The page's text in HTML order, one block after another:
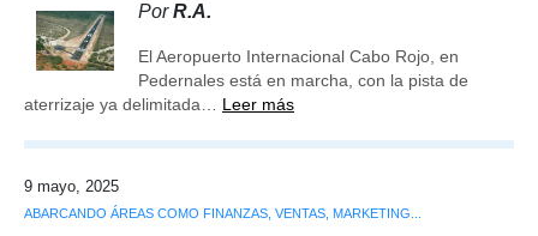
PorR.A.
El Aeropuerto Internacional Cabo Rojo, en
Pedernales está en marcha, con la pista de
aterrizaje ya delimitada… Leer más
9 mayo, 2025
ABARCANDO ÁREAS COMO FINANZAS, VENTAS, MARKETING...